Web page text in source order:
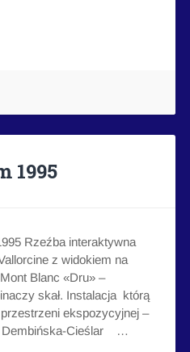
1995
Rzeźba interaktywna
z widokiem na
Blanc «Dru» –
skał. Instalacja którą
ekspozycyjnej –
Dembińska-Cieślar …